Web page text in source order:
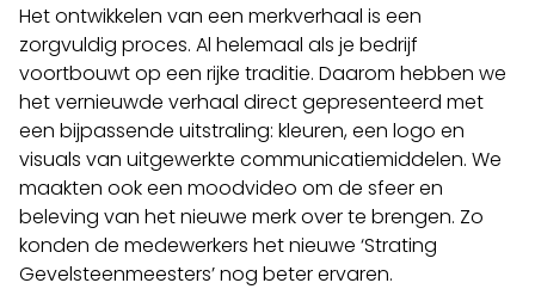
Het ontwikkelen van een merkverhaal is een
zorgvuldig proces. Al helemaal als je bedrijf
voortbouwt op een rijke traditie. Daarom hebben we
het vernieuwde verhaal direct gepresenteerd met
een bijpassende uitstraling: kleuren, een logo en
visuals van uitgewerkte communicatiemiddelen. We
maakten ook een moodvideo om de sfeer en
beleving van het nieuwe merk over te brengen. Zo
konden de medewerkers het nieuwe ‘Strating
Gevelsteenmeesters’ nog beter ervaren.